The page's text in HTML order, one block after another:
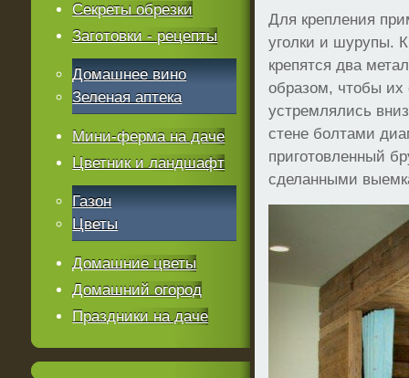
Для крепления
уголки и шурупы.
крепятся два
образом, чтобы их
устремлялись
стене болтами
приготовленный
сделанными
Секреты обрезки
Заготовки - рецепты
Домашнее вино
Зеленая аптека
Мини-ферма на даче
Цветник и ландшафт
Газон
Цветы
Домашние цветы
Домашний огород
Праздники на даче